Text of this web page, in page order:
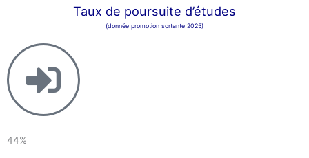
Taux de poursuite d’études
(donnée promotion sortante 2025)
44%